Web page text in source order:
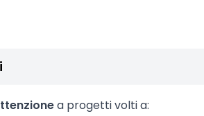
a progetti volti a: